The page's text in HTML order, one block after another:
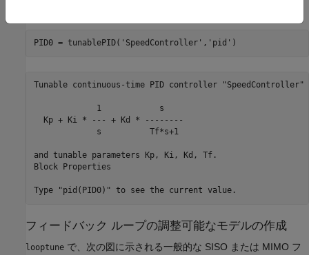
PID0 = tunablePID( 'SpeedController' , 'pid' )
Tunable continuous-time PID controller
             1            s
  Kp + Ki * --- + Kd * --------
             s          Tf*s+1
and tunable parameters Kp, Ki, Kd, Tf.
Block Properties
フィードバック ループの調整可能なモデルの作成
looptune で、次の図に示される一般的な SISO または MIMO フ